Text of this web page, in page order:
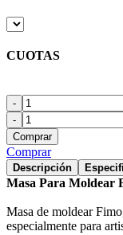
CUOTAS
-
-
Comprar
Comprar
Descripción
Masa Para Moldear
Masa de moldear
especialmente para